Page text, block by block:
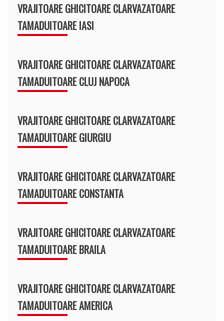
VRAJITOARE GHICITOARE CLARVAZATOARE
TAMADUITOARE IASI
VRAJITOARE GHICITOARE CLARVAZATOARE
TAMADUITOARE CLUJ NAPOCA
VRAJITOARE GHICITOARE CLARVAZATOARE
TAMADUITOARE GIURGIU
VRAJITOARE GHICITOARE CLARVAZATOARE
TAMADUITOARE CONSTANTA
VRAJITOARE GHICITOARE CLARVAZATOARE
TAMADUITOARE BRAILA
VRAJITOARE GHICITOARE CLARVAZATOARE
TAMADUITOARE AMERICA